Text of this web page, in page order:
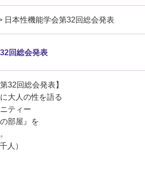
日本性機能学会第32回総会発表
回総会発表
32回総会発表】
大人の性を語る
ティー
部屋』を
人）